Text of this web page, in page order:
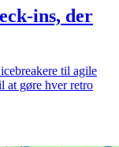
ins, der
til agile
at gøre hver retro